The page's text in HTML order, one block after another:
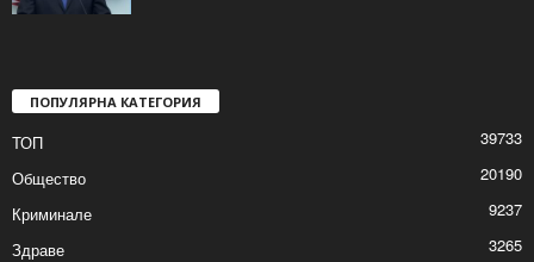
ПОПУЛЯРНА КАТЕГОРИЯ
ТОП
39733
Общество
20190
Криминале
9237
Здраве
3265